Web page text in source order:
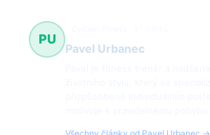
PU
Pavel Urbanec